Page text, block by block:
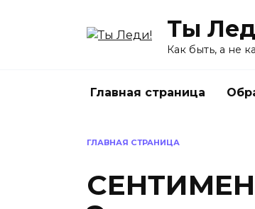
Ты
Как быть, а не
Главная страница
ГЛАВНАЯ СТРАНИЦА